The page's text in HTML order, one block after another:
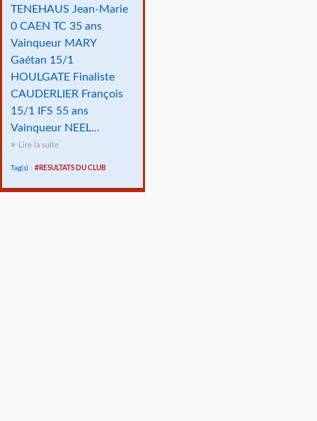
TENEHAUS Jean-Marie
0 CAEN TC 35 ans
Vainqueur MARY
Gaétan 15/1
HOULGATE Finaliste
CAUDERLIER François
15/1 IFS 55 ans
Vainqueur NEEL...
Lire la suite
Tag(s) : #RESULTATS DU CLUB